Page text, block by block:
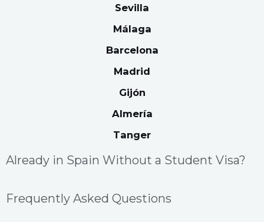
Sevilla
Málaga
Barcelona
Madrid
Gijón
Almería
Tanger
Already in Spain Without a Student Visa?
Frequently Asked Questions